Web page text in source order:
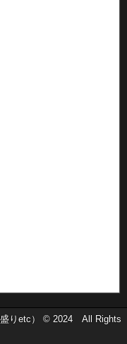
りetc） © 2024 All Rights